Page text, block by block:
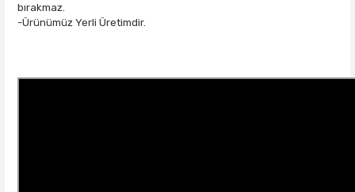
bırakmaz.
-Ürünümüz Yerli Üretimdir.